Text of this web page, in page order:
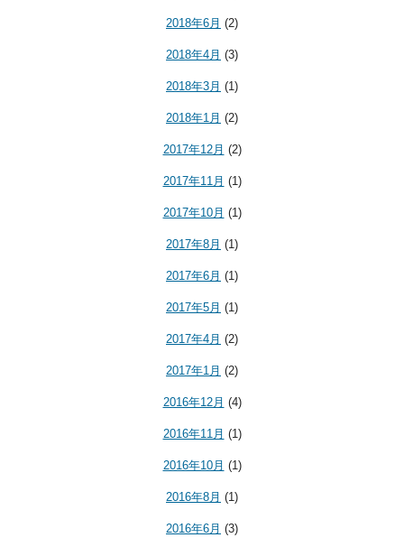
2018年6月 (2)
2018年4月 (3)
2018年3月 (1)
2018年1月 (2)
2017年12月 (2)
2017年11月 (1)
2017年10月 (1)
2017年8月 (1)
2017年6月 (1)
2017年5月 (1)
2017年4月 (2)
2017年1月 (2)
2016年12月 (4)
2016年11月 (1)
2016年10月 (1)
2016年8月 (1)
2016年6月 (3)